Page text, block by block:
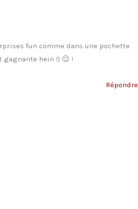
fun comme dans une pochette
hein !) 😉 !
Répondre